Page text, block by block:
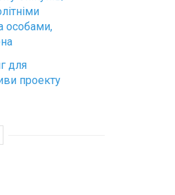
особами,
для
проекту